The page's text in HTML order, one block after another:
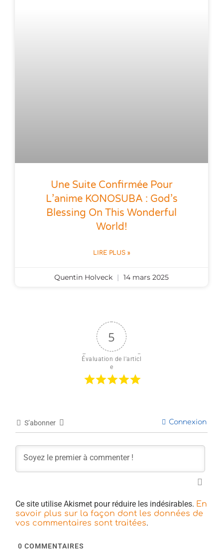
Une Suite Confirmée Pour
L’anime KONOSUBA : God’s
Blessing On This Wonderful
World!
LIRE PLUS »
Quentin Holveck 14 mars 2025
5
Évaluation de l'articl
e
S’abonner Connexion
Ce site utilise Akismet pour réduire les indésirables. En
savoir plus sur la façon dont les données de
vos commentaires sont traitées.
0 COMMENTAIRES